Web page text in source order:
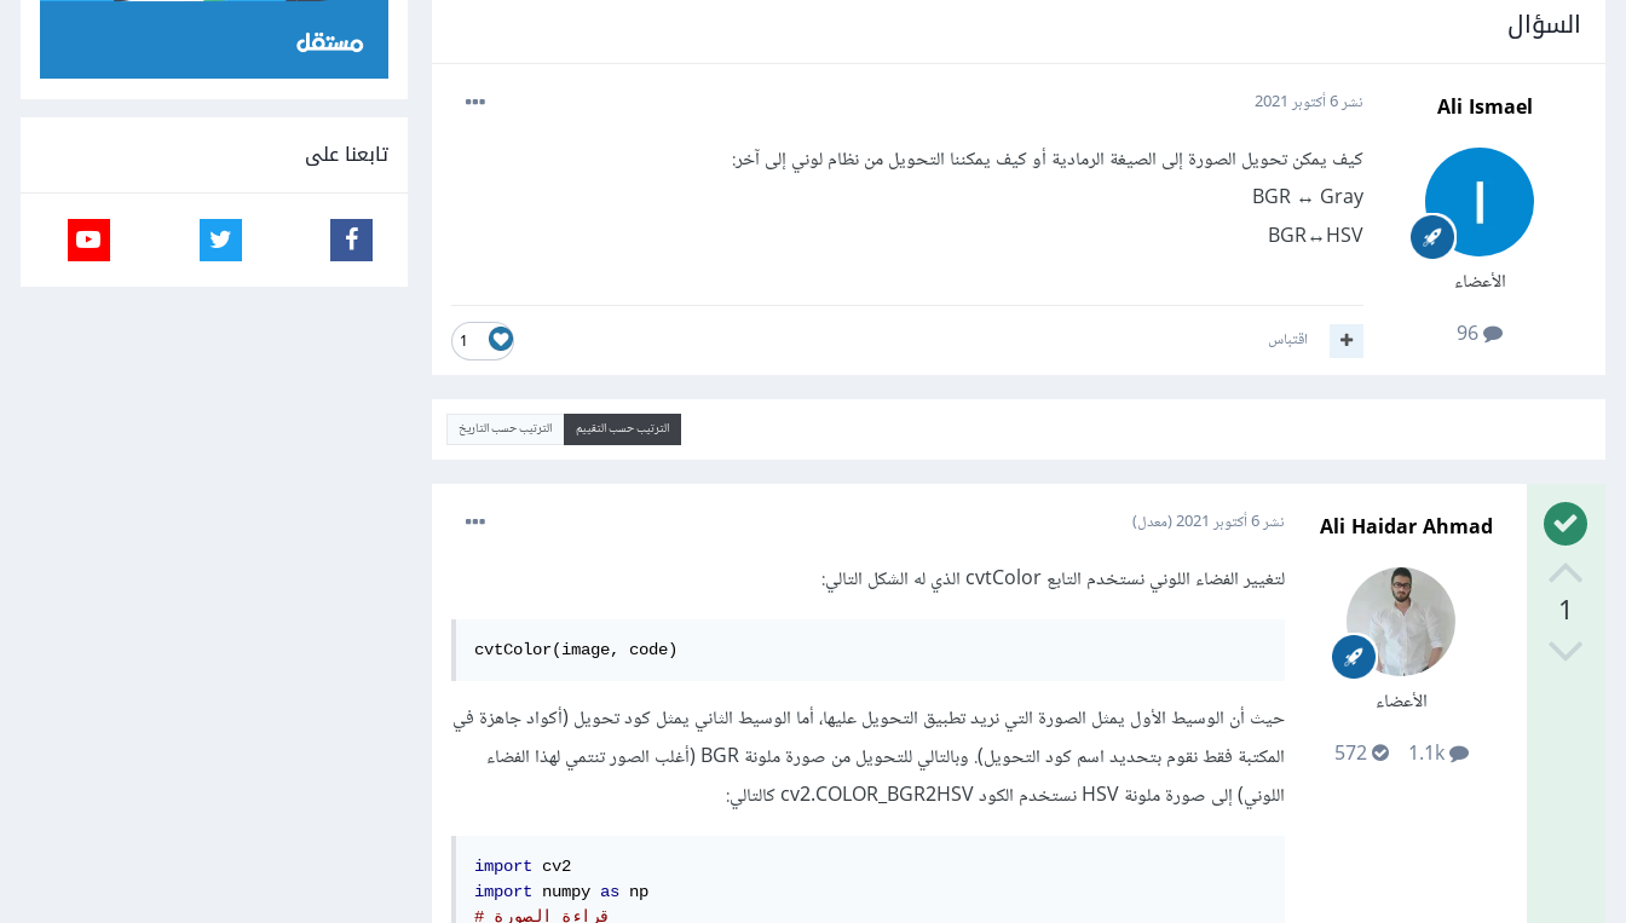
السؤال
Ali Ismael
الأعضاء
نشر6 أكتوبر 2021
كيف يمكن تحويل الصورة إلى الصيغة الرمادية أو كيف يمكننا التحويل من نظام لوني إلى آخر:
BGR ↔ Gray
BGR↔HSV
1 اقتباس
الترتيب حسب التقييم الترتيب حسب التاريخ
1
Ali Haidar Ahmad
الأعضاء
1.1k
572
نشر6 أكتوبر 2021 (معدل)
لتغيير الفضاء اللوني نستخدم التابع cvtColor الذي له الشكل التالي:
cvtColor(image, code)
حيث أن الوسيط الأول يمثل الصورة التي نريد تطبيق التحويل عليها، أما الوسيط الثاني يمثل كود تحويل (أكواد جاهزة في
المكتبة فقط نقوم بتحديد اسم كود التحويل). وبالتالي للتحويل من صورة ملونة BGR (أغلب الصور تنتمي لهذا الفضاء
اللوني) إلى صورة ملونة HSV نستخدم الكود cv2.COLOR_BGR2HSV كالتالي:
import
import numpy as
# قراءة الصورة
تابعنا على